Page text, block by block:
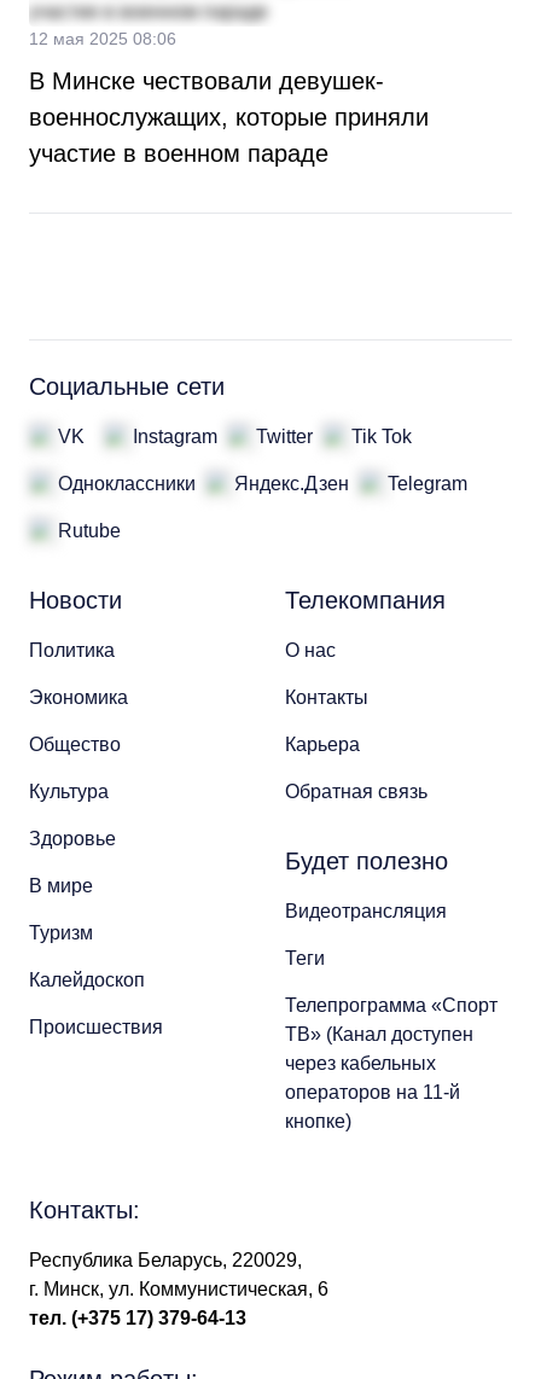
12 мая 2025 08:06
В Минске чествовали девушек-
военнослужащих, которые приняли
участие в военном параде
Новости
Политика
Экономика
Общество
Культура
Здоровье
В мире
Туризм
Калейдоскоп
Происшествия
Телекомпания
О нас
Контакты
Карьера
Обратная связь
Будет полезно
Видеотрансляция
Теги
Телепрограмма «Спорт
ТВ» (Канал доступен
через кабельных
операторов на 11-й
кнопке)
Социальные сети
VK Instagram Twitter Tik Tok
Одноклассники Яндекс.Дзен Telegram
Rutube
Контакты:
Республика Беларусь, 220029,
г. Минск, ул. Коммунистическая, 6
тел. (+375 17) 379-64-13